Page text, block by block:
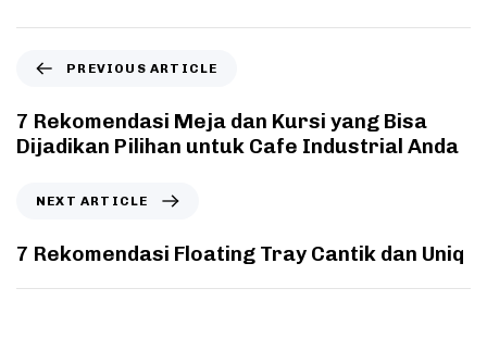
PREVIOUS ARTICLE
7 Rekomendasi Meja dan Kursi yang Bisa
Dijadikan Pilihan untuk Cafe Industrial Anda
NEXT ARTICLE
7 Rekomendasi Floating Tray Cantik dan Uniq